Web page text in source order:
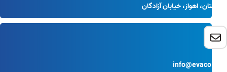
خوزستان، اهواز، خیابان آزادگان
info@evaco.com